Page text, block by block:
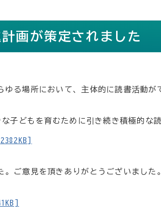
画が策定されました
る場所において、主体的に読書活動
子どもを育むために引き続き積極的な
ご意見を頂きありがとうございました